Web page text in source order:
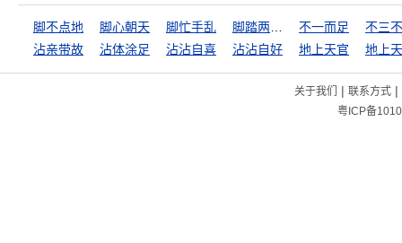
脚不点地 脚心朝天 脚忙手乱 不一而足
不三
沾亲带故
沾体涂足 沾沾自喜 沾沾自好 地上天官 地上
关于我们 | 联系方式|
粤ICP备